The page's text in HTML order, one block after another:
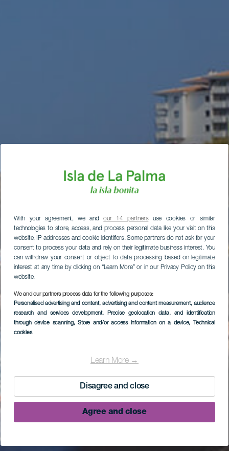
With your agreement, we andour 14 partnersuse cookies or similar
technologies to store, access, and process personal data like your visit on this
website, IP addresses and cookie identifiers. Some partners do not ask for your
consent to process your data and rely on their legitimate business interest. You
can withdraw your consent or object to data processing based on legitimate
interest at any time by clicking on “Learn More” or in our Privacy Policy on this
website.
We and our partners process data for the following purposes:
Personalised advertising and content, advertising and content measurement, audience
research and services development, Precise geolocation data, and identification
through device scanning, Store and/or access information on a device, Technical
cookies
Learn More →
Disagree and close
Agree and close